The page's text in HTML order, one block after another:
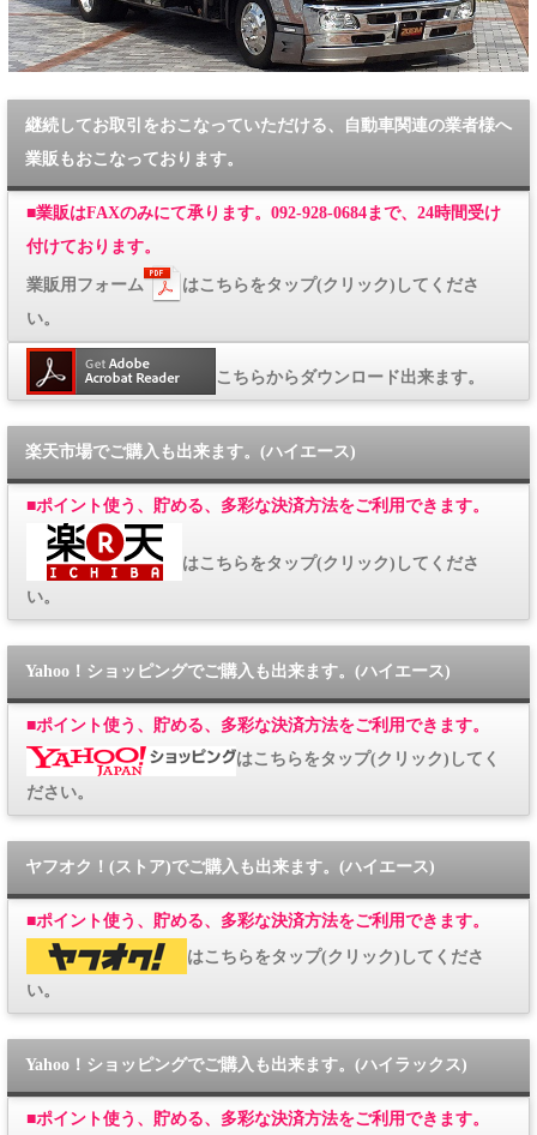
継続してお取引をおこなっていただける、自動車関連の業者様へ
業販もおこなっております。
■業販はFAXのみにて承ります。092-928-0684まで、24時間受け
付けております。
業販用フォーム
はこちらをタップ(クリック)してくださ
い。
こちらからダウンロード出来ます。
楽天市場でご購入も出来ます。(ハイエース)
■ポイント使う、貯める、多彩な決済方法をご利用できます。
はこちらをタップ(クリック)してくださ
い。
Yahoo！ショッピングでご購入も出来ます。(ハイエース)
■ポイント使う、貯める、多彩な決済方法をご利用できます。
はこちらをタップ(クリック)してく
ださい。
ヤフオク！(ストア)でご購入も出来ます。(ハイエース)
■ポイント使う、貯める、多彩な決済方法をご利用できます。
はこちらをタップ(クリック)してくださ
い。
Yahoo！ショッピングでご購入も出来ます。(ハイラックス)
■ポイント使う、貯める、多彩な決済方法をご利用できます。